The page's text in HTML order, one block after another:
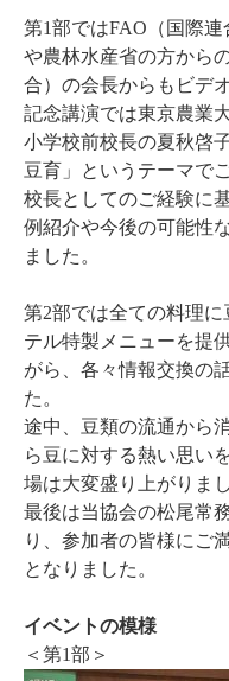
第1部ではFAO（国際
や農林水産省の方から
合）の会長からもビデ
記念講演では東京農業
小学校前校長の夏秋啓
豆育」というテーマで
校長としてのご経験に
例紹介や今後の可能性
ました。
第2部では全ての料理
テル特製メニューを提
がら、各々情報交換の
た。
途中、豆類の流通から
ら豆に対する熱い思い
場は大変盛り上がりまし
最後は当協会の松尾常
り、参加者の皆様にご
となりました。
イベントの模様
＜第1部＞